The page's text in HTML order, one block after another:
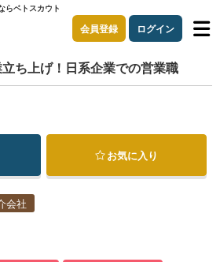
らベトスカウト
会員登録 ログイン
立ち上げ！日系企業での営業職
お気に入り
会社